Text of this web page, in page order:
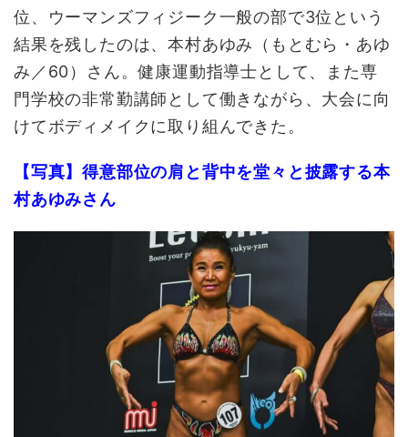
位、ウーマンズフィジーク一般の部で3位という
結果を残したのは、本村あゆみ（もとむら・あゆ
み／60）さん。健康運動指導士として、また専
門学校の非常勤講師として働きながら、大会に向
けてボディメイクに取り組んできた。
【写真】得意部位の肩と背中を堂々と披露する本
村あゆみさん